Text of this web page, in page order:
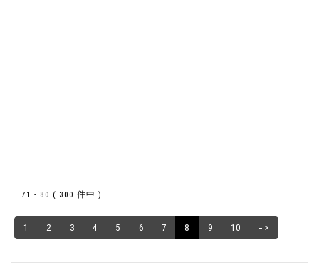
71 - 80 ( 300 件中 )
1 2 3 4 5 6 7 8 9 10 =>